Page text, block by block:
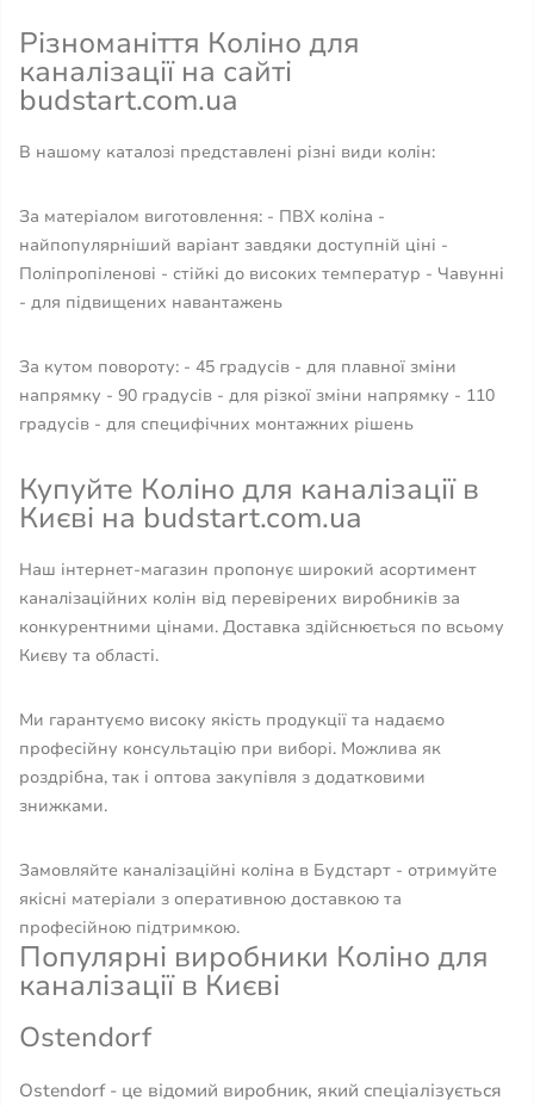
Різноманіття Коліно для
каналізації на сайті
budstart.com.ua
В нашому каталозі представлені різні види колін:
За матеріалом виготовлення: - ПВХ коліна -
найпопулярніший варіант завдяки доступній ціні -
Поліпропіленові - стійкі до високих температур - Чавунні
- для підвищених навантажень
За кутом повороту: - 45 градусів - для плавної зміни
напрямку - 90 градусів - для різкої зміни напрямку - 110
градусів - для специфічних монтажних рішень
Купуйте Коліно для каналізації в
Києві на budstart.com.ua
Наш інтернет-магазин пропонує широкий асортимент
каналізаційних колін від перевірених виробників за
конкурентними цінами. Доставка здійснюється по всьому
Києву та області.
Ми гарантуємо високу якість продукції та надаємо
професійну консультацію при виборі. Можлива як
роздрібна, так і оптова закупівля з додатковими
знижками.
Замовляйте каналізаційні коліна в Будстарт - отримуйте
якісні матеріали з оперативною доставкою та
професійною підтримкою.
Популярні виробники Коліно для
каналізації в Києві
Ostendorf
Ostendorf - це відомий виробник, який спеціалізується